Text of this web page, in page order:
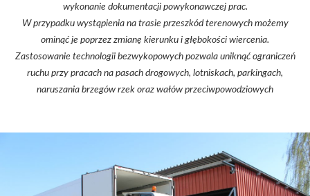
wykonanie dokumentacji powykonawczej prac.
W przypadku wystąpienia na trasie przeszkód terenowych możemy
ominąć je poprzez zmianę kierunku i głębokości wiercenia.
Zastosowanie technologii bezwykopowych pozwala uniknąć ograniczeń
ruchu przy pracach na pasach drogowych, lotniskach, parkingach,
naruszania brzegów rzek oraz wałów przeciwpowodziowych